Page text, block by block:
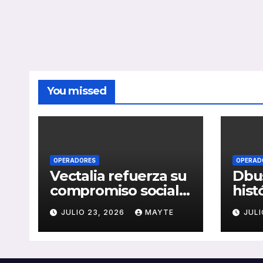
You missed
OPERADORES
Vectalia refuerza su
compromiso social y
medioambiental
con la publicación
de su Memoria de
JULIO 23, 2026 MAYTE
del